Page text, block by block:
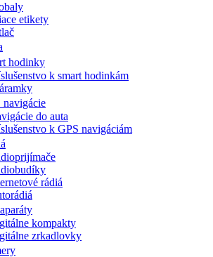
etikety
hodinky
k smart hodinkám
navigácie
do auta
k GPS navigáciám
rádiá
kompakty
zrkadlovky